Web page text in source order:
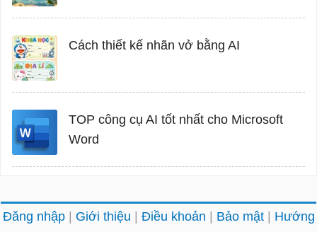
Cách thiết kế nhãn vở bằng AI
TOP công cụ AI tốt nhất cho Microsoft
Word
Đăng nhập Giới thiệu Điều khoản Bảo mật Hướng